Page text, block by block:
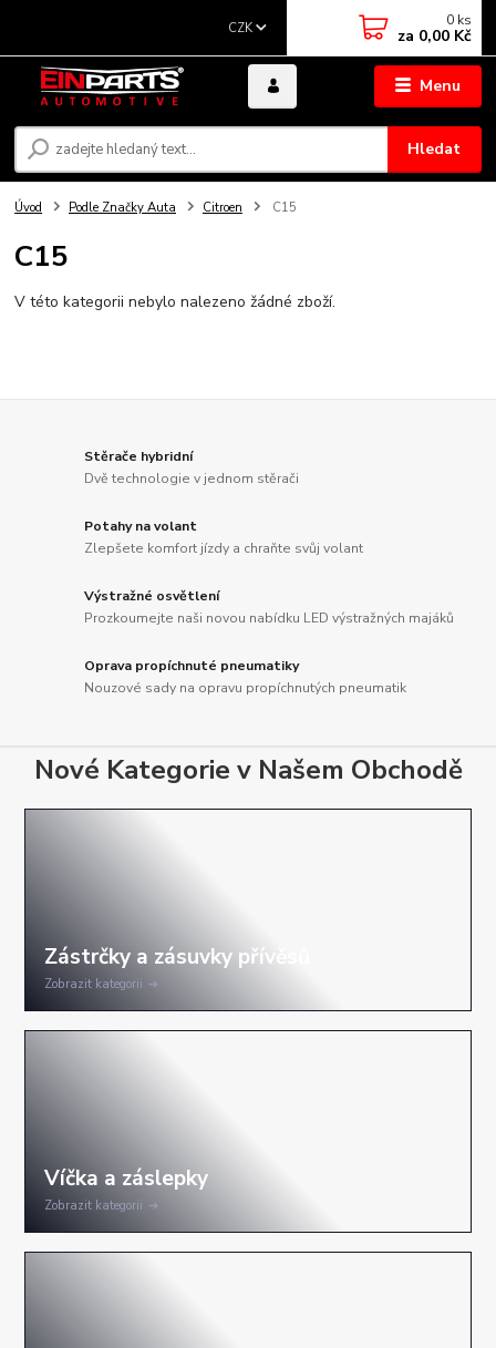
Menu
CZK
Hledat
0 ks
za 0,00 Kč
Úvod Podle Značky Auta Citroen C15
C15
V této kategorii nebylo nalezeno žádné zboží.
Stěrače hybridní
Dvě technologie v jednom stěrači
Potahy na volant
Zlepšete komfort jízdy a chraňte svůj volant
Výstražné osvětlení
Prozkoumejte naši novou nabídku LED výstražných majáků
Oprava propíchnuté pneumatiky
Nouzové sady na opravu propíchnutých pneumatik
Nové Kategorie v Našem Obchodě
Zobrazit kategorii
Zobrazit kategorii